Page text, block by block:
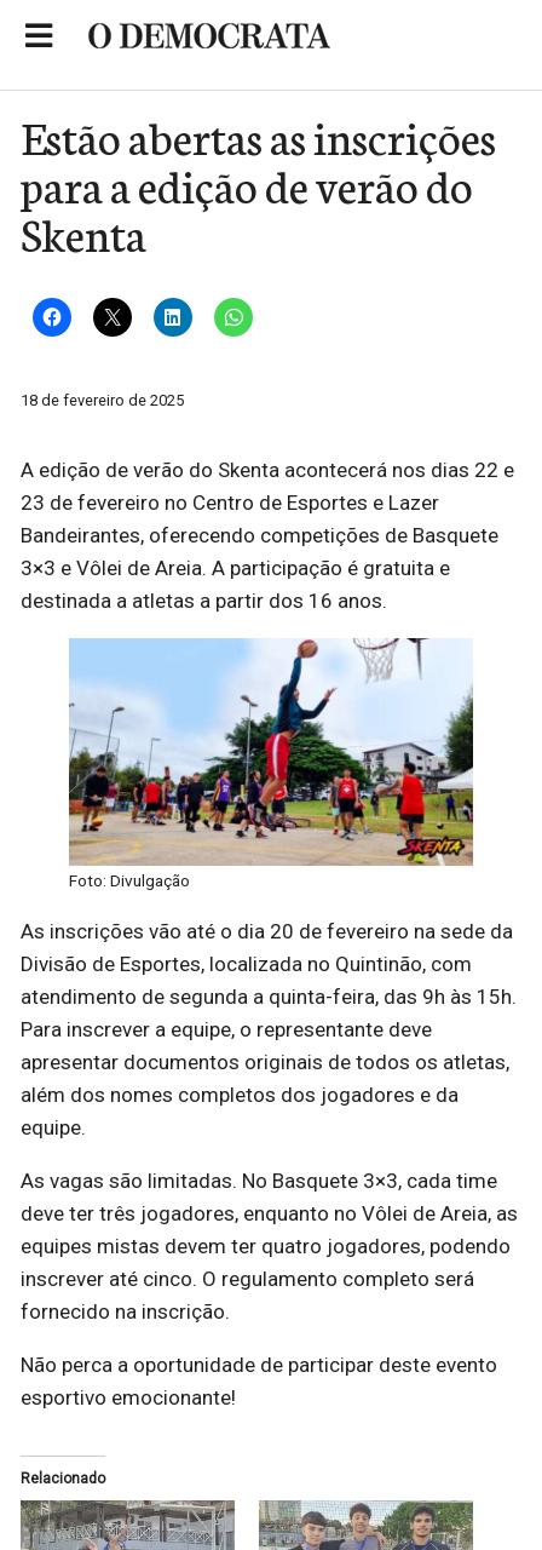
Estão abertas as inscrições
para a edição de verão do
Skenta
18 de fevereiro de 2025
A edição de verão do Skenta acontecerá nos dias 22 e
23 de fevereiro no Centro de Esportes e Lazer
Bandeirantes, oferecendo competições de Basquete
3×3 e Vôlei de Areia. A participação é gratuita e
destinada a atletas a partir dos 16 anos.
Foto: Divulgação
As inscrições vão até o dia 20 de fevereiro na sede da
Divisão de Esportes, localizada no Quintinão, com
atendimento de segunda a quinta-feira, das 9h às 15h.
Para inscrever a equipe, o representante deve
apresentar documentos originais de todos os atletas,
além dos nomes completos dos jogadores e da
equipe.
As vagas são limitadas. No Basquete 3×3, cada time
deve ter três jogadores, enquanto no Vôlei de Areia, as
equipes mistas devem ter quatro jogadores, podendo
inscrever até cinco. O regulamento completo será
fornecido na inscrição.
Não perca a oportunidade de participar deste evento
esportivo emocionante!
Relacionado